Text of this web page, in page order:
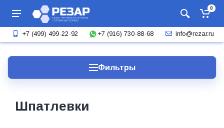
0
+7 (499) 499-22-92 +7 (916) 730-88-68 info@rezar.ru
Фильтры
Шпатлевки